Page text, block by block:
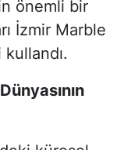
önemli bir
İzmir Marble